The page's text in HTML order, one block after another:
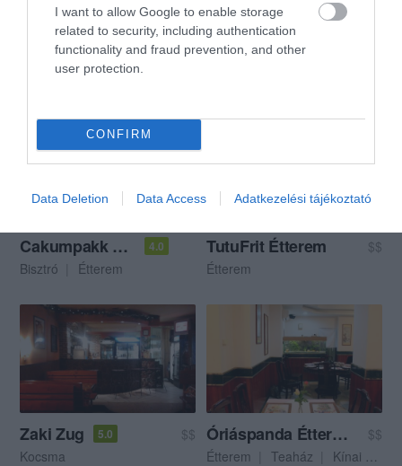
I want to allow Google to enable storage
related to security, including authentication
functionality and fraud prevention, and other
user protection.
CONFIRM
Data Deletion Data Access Adatkezelési tájékoztató
Fili Étterem
$$
Magyar Étterem
Cakumpakk Bisztró 4.0
Bisztró Étterem
TutuFrit Étterem
$$
Étterem
Zaki Zug 5.0
$$
Kocsma
Óriáspanda Étterem & Tea
$$
Étterem
Teaház Kínai Étterem